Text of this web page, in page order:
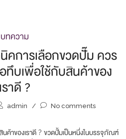
บทความ
คการเลือกขวดปั๊ม ควร
ทึบเพื่อใช้กับสินค้าของ
เราดี ?
admin / No comments
นค้าของเราดี ? ขวดปั้มเป็นหนึ่งในบรรจุภัณฑ์